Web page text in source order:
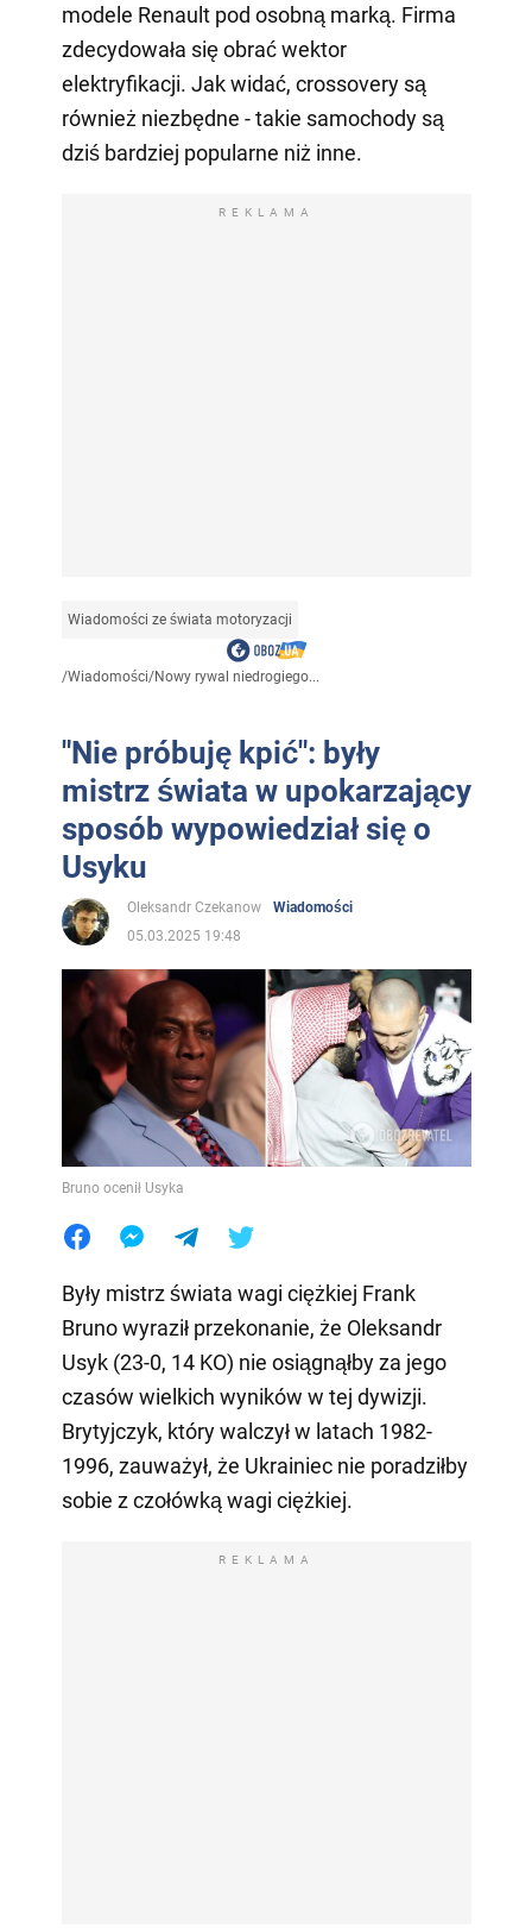
modele Renault pod osobną marką. Firma
zdecydowała się obrać wektor
elektryfikacji. Jak widać, crossovery są
również niezbędne - takie samochody są
dziś bardziej popularne niż inne.
REKLAMA
Wiadomości ze świata motoryzacji
/Wiadomości/Nowy rywal niedrogiego...
"Nie próbuję kpić": były
mistrz świata w upokarzający
sposób wypowiedział się o
Usyku
Oleksandr Czekanow
Wiadomości
05.03.2025 19:48
Bruno ocenił Usyka
Były mistrz świata wagi ciężkiej Frank
Bruno wyraził przekonanie, że Oleksandr
Usyk (23-0, 14 KO) nie osiągnąłby za jego
czasów wielkich wyników w tej dywizji.
Brytyjczyk, który walczył w latach 1982-
1996, zauważył, że Ukrainiec nie poradziłby
sobie z czołówką wagi ciężkiej.
REKLAMA